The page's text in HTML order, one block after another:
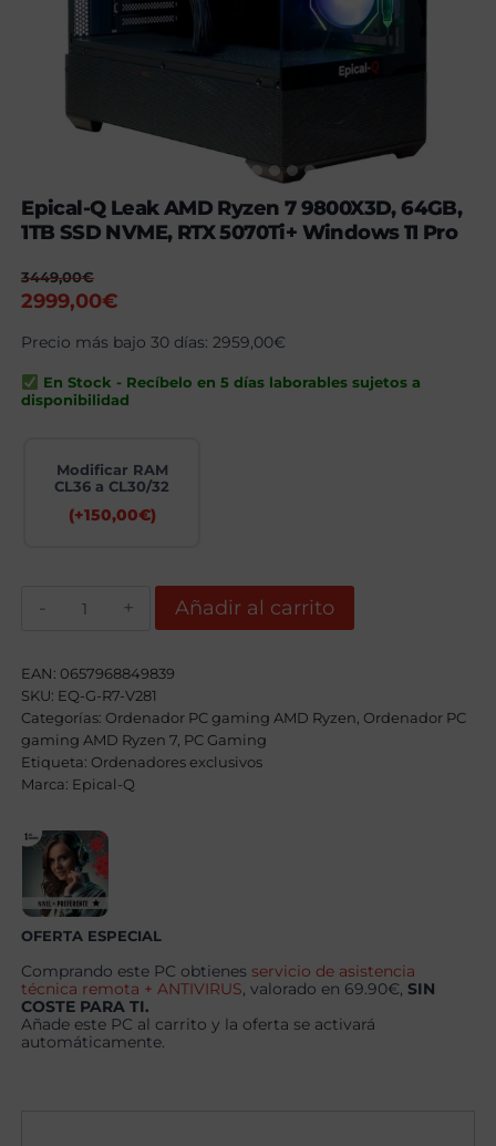
Epical-Q Leak AMD Ryzen 7 9800X3D, 64GB,
1TB SSD NVME, RTX 5070Ti+ Windows 11 Pro
3449,00€
El
original
era:
3449,00€.
2999,00€
actual
es:
2999,00€.
Precio más bajo 30 días:2959,00€
En Stock - Recíbelo en 5 días laborables sujetos a
disponibilidad
Modificar RAM
CL36 a CL30/32
(+150,00€)
Ryzen
7
9800X3D,
64GB,
1TB
SSD
NVME,
RTX
11
Pro
cantidad
Añadir al carrito
EAN: 0657968849839
SKU: EQ-G-R7-V281
Categorías: Ordenador PC gaming AMD Ryzen Ordenador PC
gaming AMD Ryzen 7 PC Gaming
Etiqueta: Ordenadores exclusivos
Marca: Epical-Q
OFERTA ESPECIAL
Comprando este PC obtienes servicio de asistencia
técnica remota + ANTIVIRUS , valorado en 69.90€,SIN
COSTE PARA TI.
Añade este PC al carrito y la oferta se activará
automáticamente.